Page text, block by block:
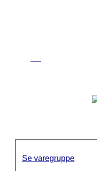
Se varegruppe